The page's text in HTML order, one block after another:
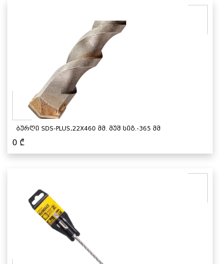
ბურღი SDS-PLUS,22X460 მმ. მუშ სიგ.-365 მმ
0 ₾